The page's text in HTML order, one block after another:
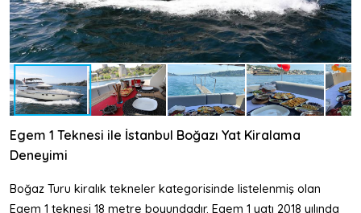
Egem 1 Teknesi ile İstanbul Boğazı Yat Kiralama
Deneyimi
Boğaz Turu kiralık tekneler kategorisinde listelenmiş olan
Egem 1 teknesi 18 metre boyundadır. Egem 1 yatı 2018 yılında